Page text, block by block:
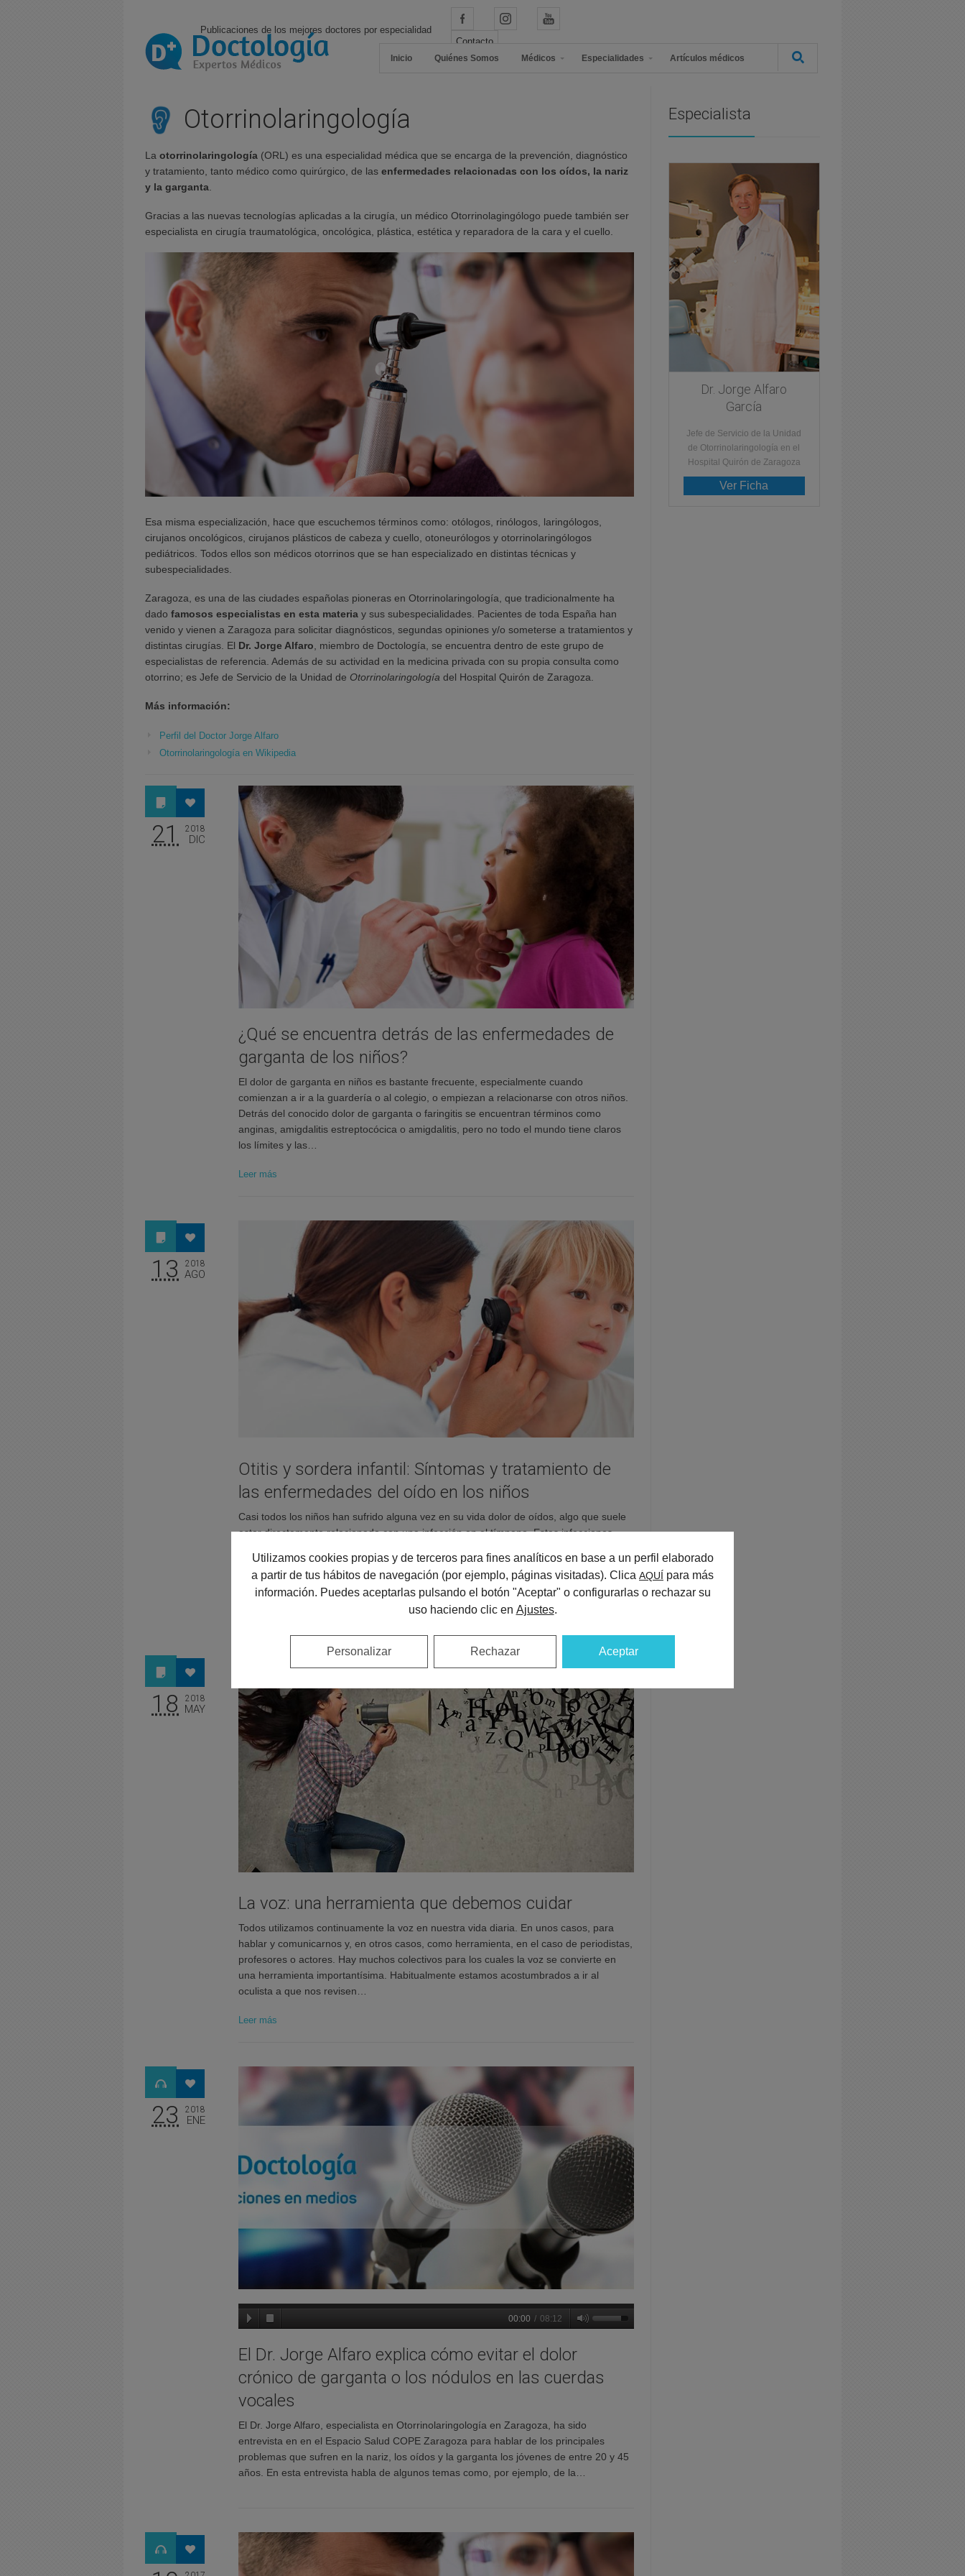
Publicaciones de los mejores doctores por especialidad
Contacto
Inicio Quiénes Somos Médicos Especialidades Artículos médicos
Otorrinolaringología
La otorrinolaringología (ORL) es una especialidad médica que se encarga de la prevención, diagnóstico
y tratamiento, tanto médico como quirúrgico, de las enfermedades relacionadas con los oídos, la nariz
y la garganta
Gracias a las nuevas tecnologías aplicadas a la cirugía, un médico Otorrinolagingólogo puede también ser
especialista en cirugía traumatológica, oncológica, plástica, estética y reparadora de la cara y el cuello.
Esa misma especialización, hace que escuchemos términos como: otólogos, rinólogos, laringólogos,
cirujanos oncológicos, cirujanos plásticos de cabeza y cuello, otoneurólogos y otorrinolaringólogos
pediátricos. Todos ellos son médicos otorrinos que se han especializado en distintas técnicas y
subespecialidades.
Zaragoza, es una de las ciudades españolas pioneras en Otorrinolaringología, que tradicionalmente ha
dado famosos especialistas en esta materia y sus subespecialidades. Pacientes de toda España han
venido y vienen a Zaragoza para solicitar diagnósticos, segundas opiniones y/o someterse a tratamientos y
distintas cirugías. El Dr. Jorge Alfaro, miembro de Doctología, se encuentra dentro de este grupo de
especialistas de referencia. Además de su actividad en la medicina privada con su propia consulta como
otorrino; es Jefe de Servicio de la Unidad de Otorrinolaringología del Hospital Quirón de Zaragoza.
Más información:
Perfil del Doctor Jorge Alfaro
Otorrinolaringología en Wikipedia
21 2018
DIC
¿Qué se encuentra detrás de las enfermedades de
garganta de los niños?
El dolor de garganta en niños es bastante frecuente, especialmente cuando
comienzan a ir a la guardería o al colegio, o empiezan a relacionarse con otros niños.
Detrás del conocido dolor de garganta o faringitis se encuentran términos como
anginas, amigdalitis estreptocócica o amigdalitis, pero no todo el mundo tiene claros
los límites y las…
Leer más
13 2018
AGO
Otitis y sordera infantil: Síntomas y tratamiento de
las enfermedades del oído en los niños
Casi todos los niños han sufrido alguna vez en su vida dolor de oídos, algo que suele
estar directamente relacionado con una infección en el tímpano. Estas infecciones,
más pequeños. Las otitis, aunque suelen aparecer principalmente durante los meses
de invierno, pueden…
18 2018
MAY
La voz: una herramienta que debemos cuidar
Todos utilizamos continuamente la voz en nuestra vida diaria. En unos casos, para
hablar y comunicarnos y, en otros casos, como herramienta, en el caso de periodistas,
profesores o actores. Hay muchos colectivos para los cuales la voz se convierte en
una herramienta importantísima. Habitualmente estamos acostumbrados a ir al
oculista a que nos revisen…
Leer más
23 2018
ENE
08:12
/
00:00
El Dr. Jorge Alfaro explica cómo evitar el dolor
crónico de garganta o los nódulos en las cuerdas
vocales
El Dr. Jorge Alfaro, especialista en Otorrinolaringología en Zaragoza, ha sido
entrevista en en el Espacio Salud COPE Zaragoza para hablar de los principales
problemas que sufren en la nariz, los oídos y la garganta los jóvenes de entre 20 y 45
años. En esta entrevista habla de algunos temas como, por ejemplo, de la…
Especialista
Dr. Jorge Alfaro
García
Jefe de Servicio de la Unidad
de Otorrinolaringología en el
Hospital Quirón de Zaragoza
Ver Ficha
Utilizamos cookies propias y de terceros para fines analíticos en base a un perfil elaborado
a partir de tus hábitos de navegación (por ejemplo, páginas visitadas). Clica AQUÍ para más
información. Puedes aceptarlas pulsando el botón "Aceptar" o configurarlas o rechazar su
uso haciendo clic en Ajustes.
Aceptar
Rechazar
Personalizar